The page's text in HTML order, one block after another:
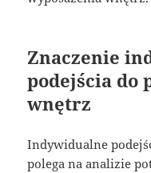
Znaczenie
podejścia do
wnętrz
Indywidualne
polega na analizie